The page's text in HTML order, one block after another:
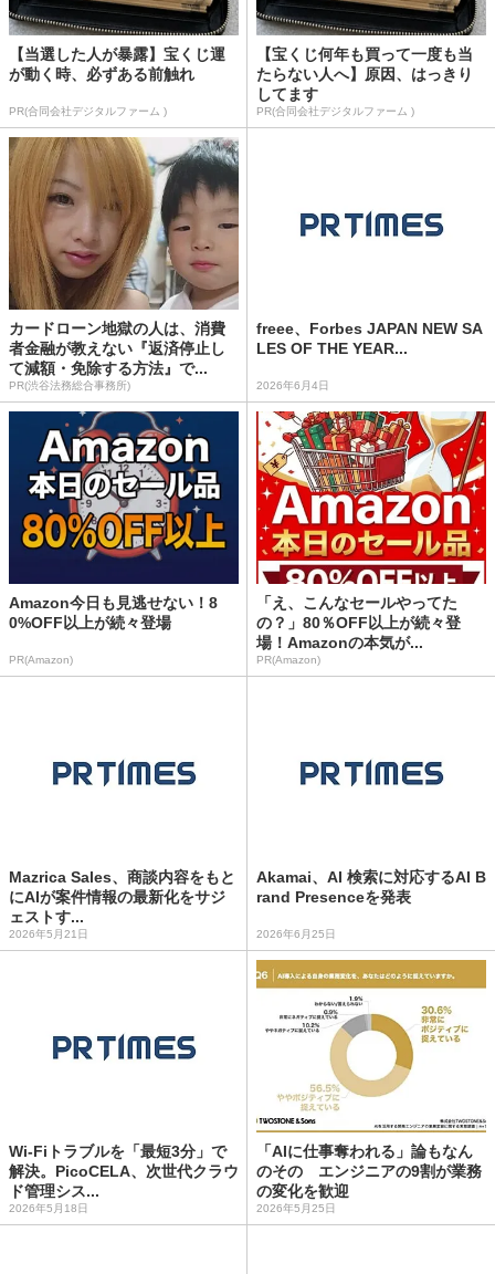
【当選した人が暴露】宝くじ運
が動く時、必ずある前触れ
PR(合同会社デジタルファーム )
【宝くじ何年も買って一度も当
たらない人へ】原因、はっきり
してます
PR(合同会社デジタルファーム )
カードローン地獄の人は、消費
者金融が教えない『返済停止し
て減額・免除する方法』で...
PR(渋谷法務総合事務所)
freee、Forbes JAPAN NEW SA
LES OF THE YEAR...
2026年6月4日
Amazon今日も見逃せない！8
0%OFF以上が続々登場
PR(Amazon)
「え、こんなセールやってた
の？」80％OFF以上が続々登
場！Amazonの本気が...
PR(Amazon)
Mazrica Sales、商談内容をもと
にAIが案件情報の最新化をサジ
ェストす...
2026年5月21日
Akamai、AI 検索に対応するAI B
rand Presenceを発表
2026年6月25日
Wi-Fiトラブルを「最短3分」で
解決。PicoCELA、次世代クラウ
ド管理シス...
2026年5月18日
「AIに仕事奪われる」論もなん
のその エンジニアの9割が業務
の変化を歓迎
2026年5月25日